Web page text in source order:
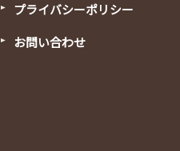
プライバシーポリシー
お問い合わせ